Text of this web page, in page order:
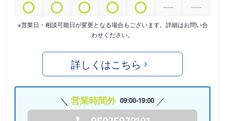
※営業日・相談可能日が変更となる場合もございます。詳細はお問い合
わせください。
詳しくはこちら
営業時間外 09:00-19:00